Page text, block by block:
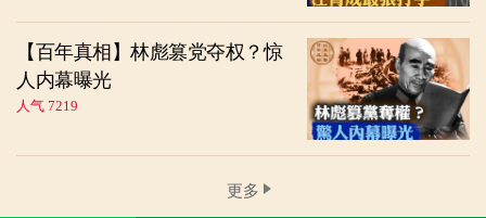
【百年真相】林彪篡党夺权？惊
人内幕曝光
人气 7219
更多